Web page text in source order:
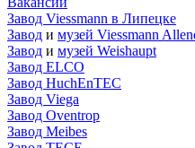
Завод Viessmann в Липецке
Завод и музей Viessmann
Завод и музей Weishaupt
Завод ELCO
Завод HuchEnTEC
Завод Viega
Завод Oventrop
Завод Meibes